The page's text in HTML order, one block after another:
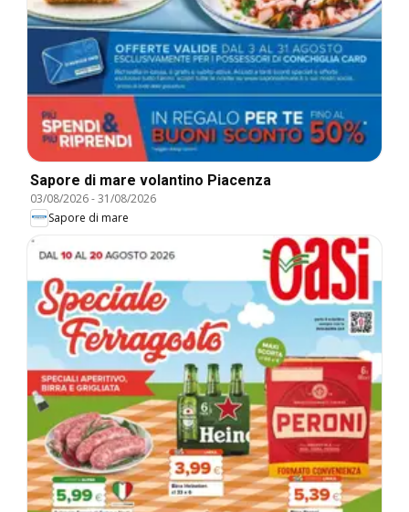
Sapore di mare volantino Piacenza
03/08/2026-31/08/2026
Sapore di mare